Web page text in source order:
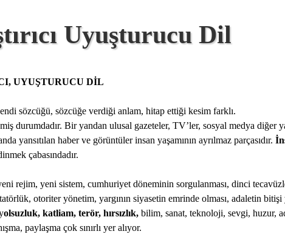
Uyuşturucu Dil
UYUŞTURUCU DİL
sözcüğü, sözcüğe verdiği anlam, hitap ettiği kesim farklı.
durumdadır. Bir yandan ulusal gazeteler, TV’ler, sosyal medya diğer
yansıtılan haber ve görüntüler insan yaşamının ayrılmaz parçasıdır.
çabasındadır.
rejim, yeni sistem, cumhuriyet döneminin sorgulanması, dinci
otoriter yönetim, yargının siyasetin emrinde olması, adaletin
olsuzluk, katliam, terör, hırsızlık, bilim, sanat, teknoloji, sevgi, huzur,
paylaşma çok sınırlı yer alıyor.